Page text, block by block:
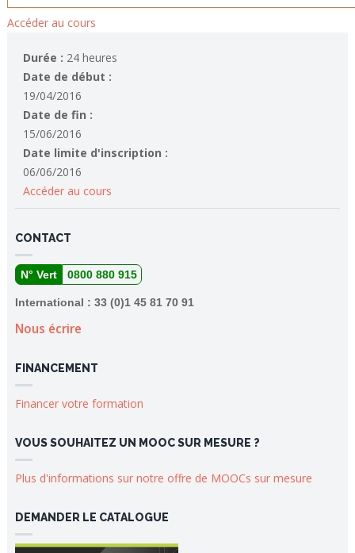
Accéder au cours
Durée : 24 heures
Date de début :
19/04/2016
Date de fin :
15/06/2016
Date limite d'inscription :
06/06/2016
Accéder au cours
CONTACT
N° Vert 0800 880 915
International : 33 (0)1 45 81 70 91
Nous écrire
FINANCEMENT
Financer votre formation
VOUS SOUHAITEZ UN MOOC SUR MESURE ?
Plus d'informations sur notre offre de MOOCs sur mesure
DEMANDER LE CATALOGUE